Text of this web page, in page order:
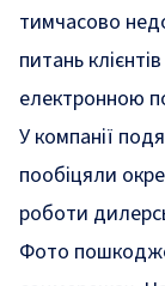
тимчасово
питань
електронною
У компанії
пообіцяли
роботи
Фото